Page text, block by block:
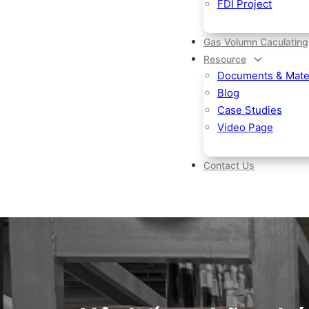
FDI Project
Gas Volumn Caculating
Resource
Documents &
Blog
Case Studies
Video Page
Contact Us